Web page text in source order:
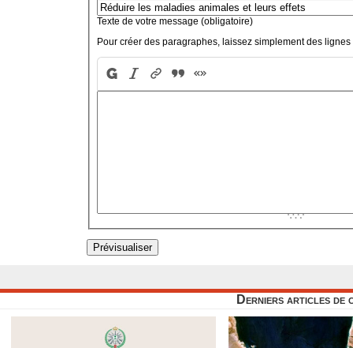
Texte de votre message (obligatoire)
Pour créer des paragraphes, laissez simplement des lignes
Derniers articles de